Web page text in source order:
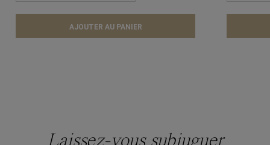
AJOUTER AU PANIER